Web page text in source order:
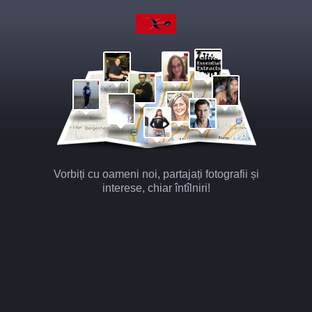
Vorbiți cu oameni noi, partajați fotografii și
interese, chiar întîlniri!